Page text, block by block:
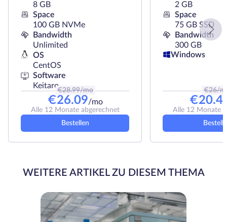
8 GB
Space
100 GB NVMe
Bandwidth
Unlimited
OS
CentOS
Software
Keitaro
€28.99/mo
€26.09/mo
Alle 12 Monate abgerechnet
Bestellen
2 GB
Space
75 GB SSD
Bandwidth
300 GB
Windows
€26/
€
Alle 12 Monate
WEITERE ARTIKEL ZU DIESEM THEMA